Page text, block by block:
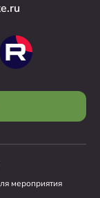
мероприятия